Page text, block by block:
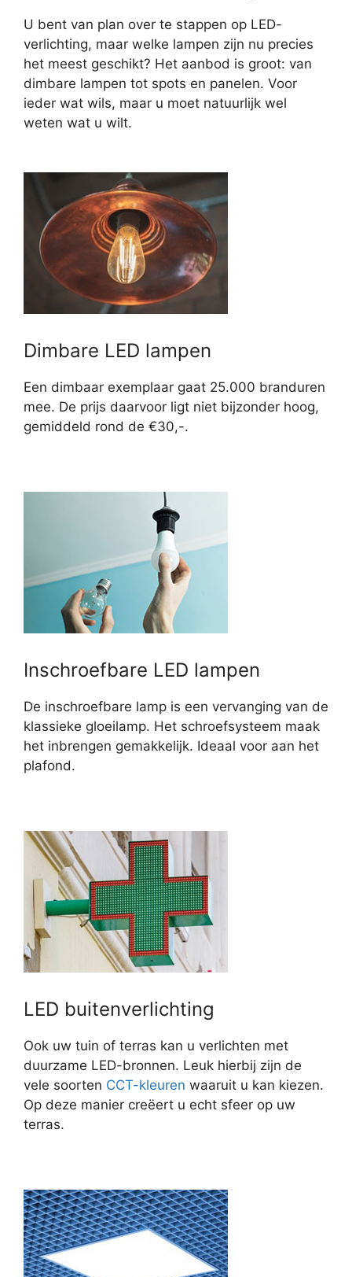
U bent van plan over te stappen op LED-
verlichting, maar welke lampen zijn nu precies
het meest geschikt? Het aanbod is groot: van
dimbare lampen tot spots en panelen. Voor
ieder wat wils, maar u moet natuurlijk wel
weten wat u wilt.
Dimbare LED lampen
Een dimbaar exemplaar gaat 25.000 branduren
mee. De prijs daarvoor ligt niet bijzonder hoog,
gemiddeld rond de €30,-.
Inschroefbare LED lampen
De inschroefbare lamp is een vervanging van de
klassieke gloeilamp. Het schroefsysteem maak
het inbrengen gemakkelijk. Ideaal voor aan het
plafond.
LED buitenverlichting
Ook uw tuin of terras kan u verlichten met
duurzame LED-bronnen. Leuk hierbij zijn de
vele soorten CCT-kleuren waaruit u kan kiezen.
Op deze manier creëert u echt sfeer op uw
terras.